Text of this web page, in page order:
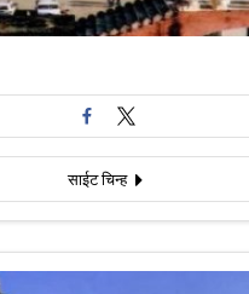
साईट चिन्ह